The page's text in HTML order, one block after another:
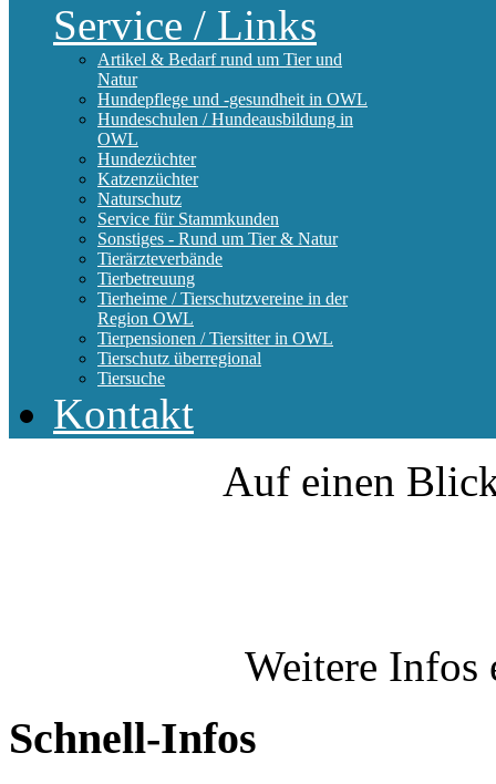
Service / Links
Artikel & Bedarf rund um Tier und
Natur
Hundepflege und -gesundheit in OWL
Hundeschulen / Hundeausbildung in
OWL
Hundezüchter
Katzenzüchter
Naturschutz
Service für Stammkunden
Sonstiges - Rund um Tier & Natur
Tierärzteverbände
Tierbetreuung
Tierheime / Tierschutzvereine in der
Region OWL
Tierpensionen / Tiersitter in OWL
Tierschutz überregional
Tiersuche
Kontakt
Auf einen
Weitere Infos
Schnell-Infos